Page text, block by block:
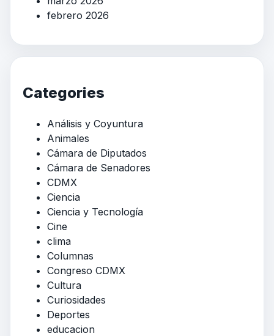
febrero 2026
Categories
Análisis y Coyuntura
Animales
Cámara de Diputados
Cámara de Senadores
CDMX
Ciencia
Ciencia y Tecnología
Cine
clima
Columnas
Congreso CDMX
Cultura
Curiosidades
Deportes
educacion